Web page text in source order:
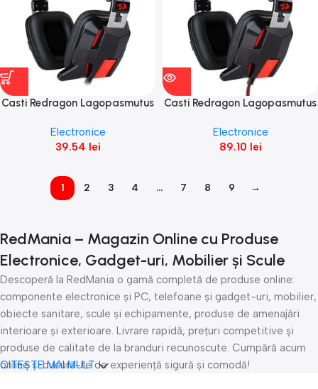
Casti Redragon Lagopasmutus
Electronice
39.54 lei
Casti Redragon Lagopasmutus
Electronice
89.10 lei
1 2 3 4 … 7 8 9 →
RedMania – Magazin Online cu Produse
Electronice, Gadget-uri, Mobilier și Scule
Descoperă la RedMania o gamă completă de produse online:
componente electronice și PC, telefoane și gadget-uri, mobilier,
obiecte sanitare, scule și echipamente, produse de amenajări
interioare și exterioare. Livrare rapidă, prețuri competitive și
produse de calitate de la branduri recunoscute. Cumpără acum
online și bucură-te de experiență sigură și comodă!
CITEȘTE MAI MULT